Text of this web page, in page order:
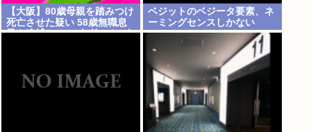
【大阪】80歳母親を踏みつけ
死亡させた疑い 58歳無職息
子を逮捕 13～14年前から2人
ベジットのベジータ要素、ネ
ーミングセンスしかない